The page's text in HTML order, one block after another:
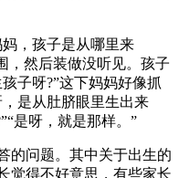
，孩子是从哪里来
，然后装做没听见。孩子
子呀?”这下妈妈好像抓
是从肚脐眼里生出来
是呀，就是那样。”
的问题。其中关于出生的
觉得不好意思，有些家长